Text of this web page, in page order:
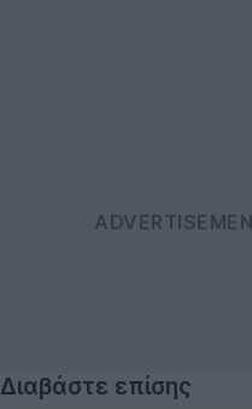
Διαβάστε επίσης